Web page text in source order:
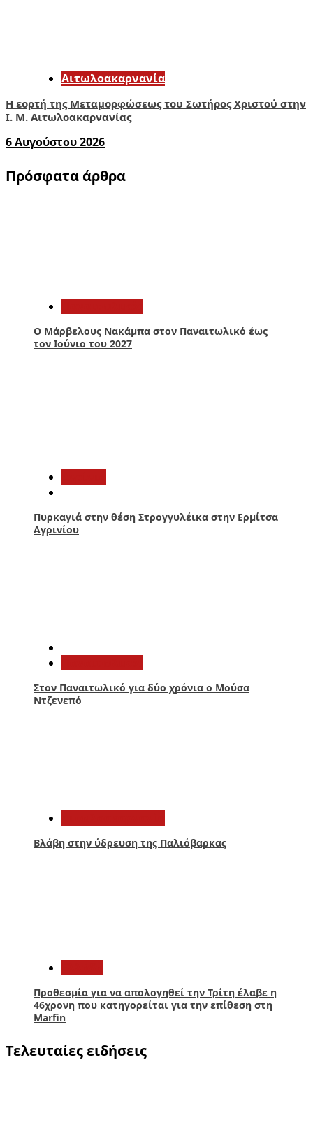
Αιτωλοακαρνανία
Η εορτή της Μεταμορφώσεως του Σωτήρος Χριστού στην
Ι. Μ. Αιτωλοακαρνανίας
6 Αυγούστου 2026
Πρόσφατα άρθρα
Ο Μάρβελους Nακάμπα στον Παναιτωλικό έως
τον Ιούνιο του 2027
Πυρκαγιά στην θέση Στρογγυλέικα στην Ερμίτσα
Αγρινίου
Στον Παναιτωλικό για δύο χρόνια ο Μούσα
Ντζενεπό
Βλάβη στην ύδρευση της Παλιόβαρκας
Προθεσμία για να απολογηθεί την Τρίτη έλαβε η
46χρονη που κατηγορείται για την επίθεση στη
Marfin
Τελευταίες ειδήσεις